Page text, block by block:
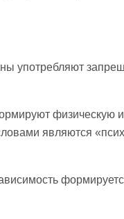
употребляют
физическую и
являются